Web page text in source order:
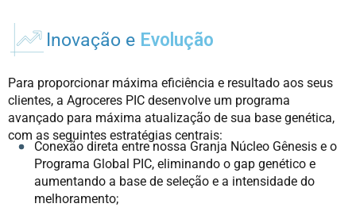
Inovação e Evolução
Para proporcionar máxima eficiência e resultado aos seus
clientes, a Agroceres PIC desenvolve um programa
avançado para máxima atualização de sua base genética,
com as seguintes estratégias centrais:
Conexão direta entre nossa Granja Núcleo Gênesis e o
Programa Global PIC, eliminando o gap genético e
aumentando a base de seleção e a intensidade do
melhoramento;